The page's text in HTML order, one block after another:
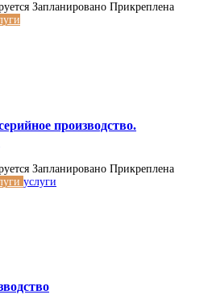
Запланировано Прикреплена
производство.
Запланировано Прикреплена
услуги